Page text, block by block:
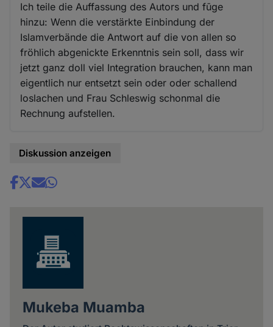
Ich teile die Auffassung des Autors und fūge
hinzu: Wenn die verstärkte Einbindung der
Islamverbände die Antwort auf die von allen so
fröhlich abgenickte Erkenntnis sein soll, dass wir
jetzt ganz doll viel Integration brauchen, kann man
eigentlich nur entsetzt sein oder oder schallend
loslachen und Frau Schleswig schonmal die
Rechnung aufstellen.
Diskussion anzeigen
Share
Mukeba Muamba